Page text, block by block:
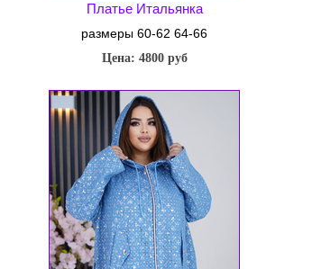
Платье Итальянка
размеры 60-62 64-66
Цена: 4800 руб